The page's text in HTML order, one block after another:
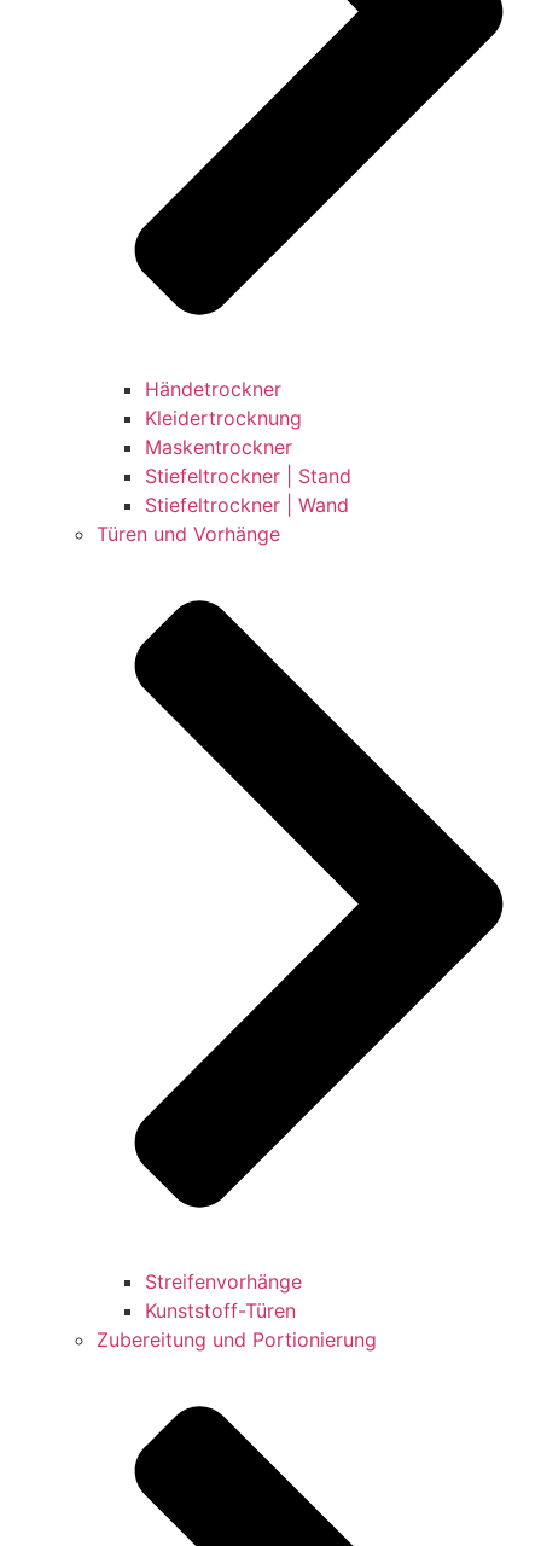
Händetrockner
Kleidertrocknung
Maskentrockner
Stiefeltrockner | Stand
Stiefeltrockner | Wand
Türen und Vorhänge
Streifenvorhänge
Kunststoff-Türen
Zubereitung und Portionierung